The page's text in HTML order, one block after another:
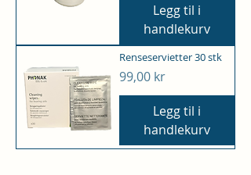
Legg til i
handlekurv
Renseservietter 30 stk
Pris
99,00 kr
Legg til i
handlekurv